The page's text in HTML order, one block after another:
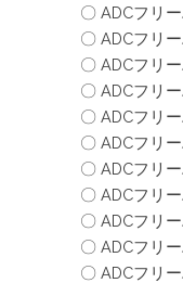
〇 ADCフリ
〇 ADCフリ
〇 ADCフリ
〇 ADCフリ
〇 ADCフリ
〇 ADCフリ
〇 ADCフリ
〇 ADCフ
〇 ADCフリ
〇 ADCフリ
〇 ADCフリ